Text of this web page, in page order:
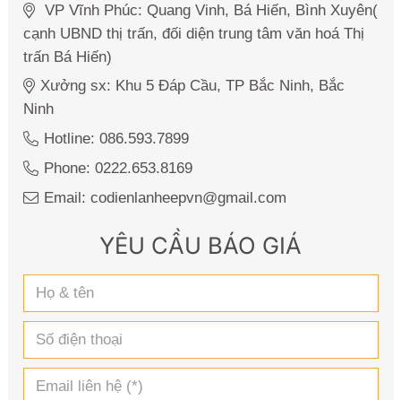
VP Vĩnh Phúc: Quang Vinh, Bá Hiến, Bình Xuyên(
cạnh UBND thị trấn, đối diện trung tâm văn hoá Thị
trấn Bá Hiến)
Xưởng sx: Khu 5 Đáp Cầu, TP Bắc Ninh, Bắc
Ninh
Hotline: 086.593.7899
Phone: 0222.653.8169
Email: codienlanheepvn@gmail.com
YÊU CẦU BÁO GIÁ